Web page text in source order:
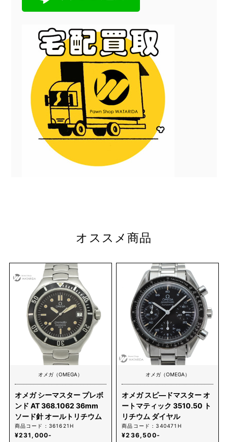
オススメ商品
オメガ（OMEGA）
オメガ シーマスター プレボ
ンド AT 368.1062 36mm
ソード針 オールトリチウム
商品コード：361621H
¥231,000-
オメガ（OMEGA）
オメガ スピ―ドマスター オ
ートマティック 3510.50 ト
リチウム ダイヤル
商品コード：340471H
¥236,500-